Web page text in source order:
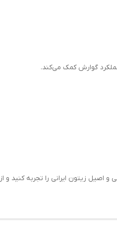
اصیل زیتون ایرانی را تجربه کنید و از